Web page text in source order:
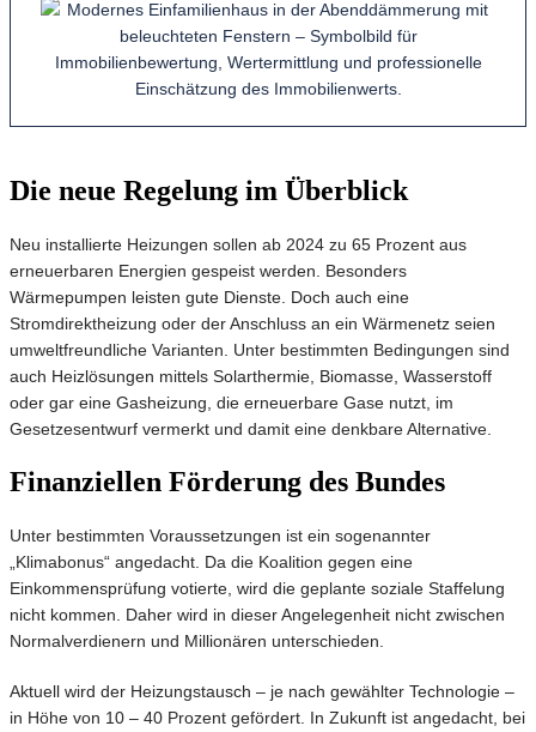
Die neue Regelung im Überblick
Neu installierte Heizungen sollen ab 2024 zu 65 Prozent aus
erneuerbaren Energien gespeist werden. Besonders
Wärmepumpen leisten gute Dienste. Doch auch eine
Stromdirektheizung oder der Anschluss an ein Wärmenetz seien
umweltfreundliche Varianten. Unter bestimmten Bedingungen sind
auch Heizlösungen mittels Solarthermie, Biomasse, Wasserstoff
oder gar eine Gasheizung, die erneuerbare Gase nutzt, im
Gesetzesentwurf vermerkt und damit eine denkbare Alternative.
Finanziellen Förderung des Bundes
Unter bestimmten Voraussetzungen ist ein sogenannter
„Klimabonus“ angedacht. Da die Koalition gegen eine
Einkommensprüfung votierte, wird die geplante soziale Staffelung
nicht kommen. Daher wird in dieser Angelegenheit nicht zwischen
Normalverdienern und Millionären unterschieden.
Aktuell wird der Heizungstausch – je nach gewählter Technologie –
in Höhe von 10 – 40 Prozent gefördert. In Zukunft ist angedacht, bei